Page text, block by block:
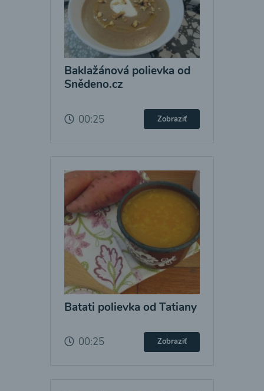
Baklažánová polievka od
Snědeno.cz
00:25 Zobraziť
Batati polievka od Tatiany
00:25 Zobraziť